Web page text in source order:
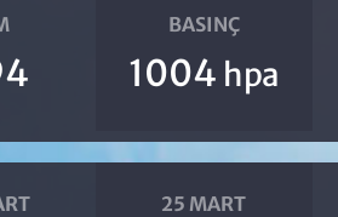
BASINÇ
1004 hpa
25 MART